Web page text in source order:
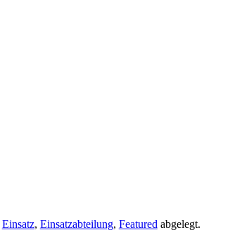
Einsatz, Einsatzabteilung, Featured abgelegt.